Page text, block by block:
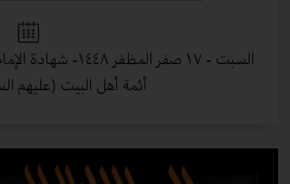
السبت - ١٧ صفر المظفر ١٤٤٨
- شهادة
أئمة أهل البيت (عليهم